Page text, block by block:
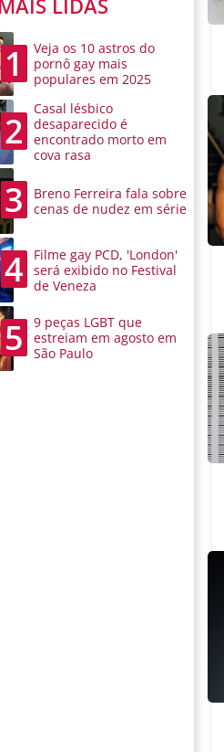
MAIS LIDAS
1
Veja os 10 astros do
pornô gay mais
populares em 2025
2
Casal lésbico
desaparecido é
encontrado morto em
cova rasa
3
Breno Ferreira fala sobre
cenas de nudez em série
4
Filme gay PCD, 'London'
será exibido no Festival
de Veneza
5
9 peças LGBT que
estreiam em agosto em
São Paulo